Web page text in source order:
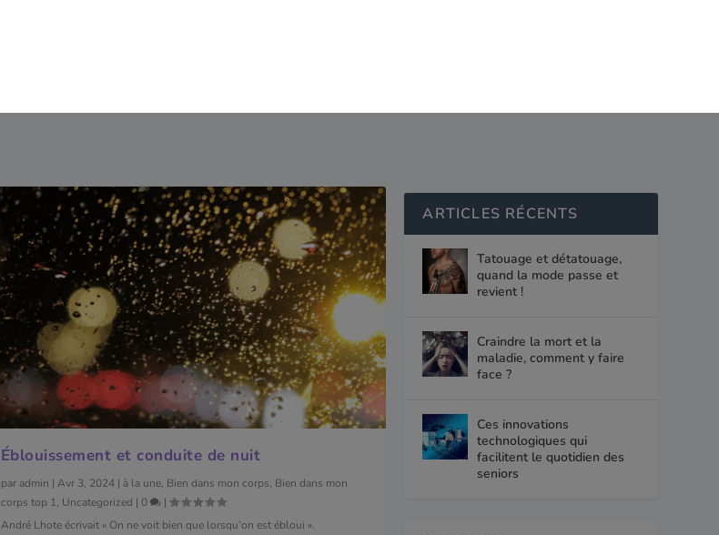
Éblouissement et conduite de nuit
par admin | Avr 3, 2024| à la une, Bien dans mon corps, Bien dans mon
corps top 1, Uncategorized | 0
|
André Lhote écrivait « On ne voit bien que lorsqu’on est ébloui ».
ARTICLES RÉCENTS
Tatouage et détatouage,
quand la mode passe et
revient !
Craindre la mort et la
maladie, comment y faire
face ?
Ces innovations
technologiques qui
facilitent le quotidien des
seniors